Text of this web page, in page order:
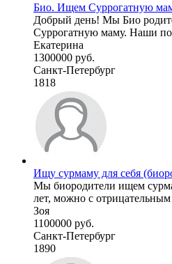
Био. Ищем Суррогатную
Добрый день! Мы Био
Суррогатную маму. Наши
Екатерина
1300000 руб.
Санкт-Петербург
1818
Ищу сурмаму для себя
Мы биородители ищем
лет, можно с
Зоя
1100000 руб.
Санкт-Петербург
1890